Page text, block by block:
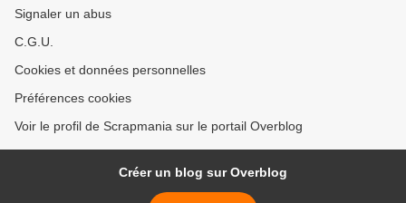
Signaler un abus
C.G.U.
Cookies et données personnelles
Préférences cookies
Voir le profil de Scrapmania sur le portail Overblog
Créer un blog sur Overblog